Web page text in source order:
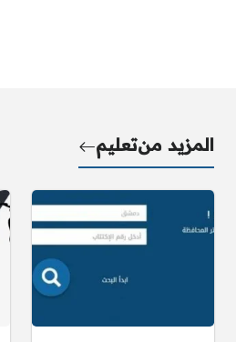
المزيد منتعليم